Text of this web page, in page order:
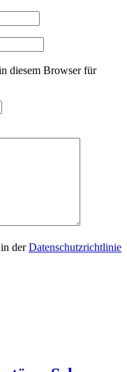
diesem Browser für
derDatenschutzrichtlinie